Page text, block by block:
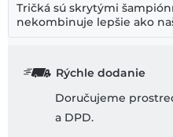
Tričká sú skrytými
nekombinuje lepšie ako
Rýchle dodanie
Doručujeme
a DPD.